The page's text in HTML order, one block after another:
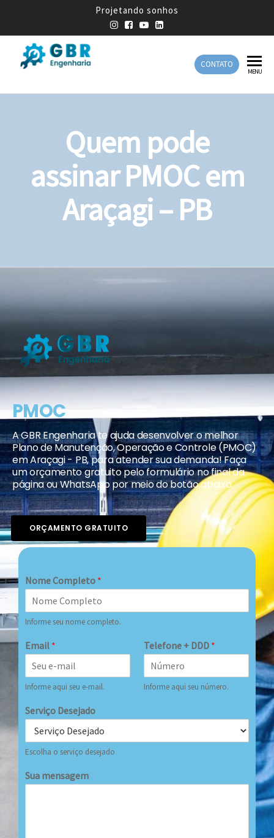
Projetando sonhos
Engenharia
Engenharia
CONTATO
MENU
Quem pode
assinar PMOC em
Araçagi – PB
PMOC
A GBR Engenharia te ajuda desenvolver o melhor
Plano de Manutenção, Operação e Controle (PMOC)
em Araçagi - PB, para atender sua demanda! Faça
um orçamento gratuito pelo formulário no final da
página ou WhatsApp por meio do botão abaixo.
ORÇAMENTO GRATUITO
Nome Completo *
Informe seu nome completo.
Email *
Informe aqui seu e-mail.
Telefone + DDD *
Informe aqui seu número.
Serviço Desejado
Escolha o serviço desejado
Sua mensagem